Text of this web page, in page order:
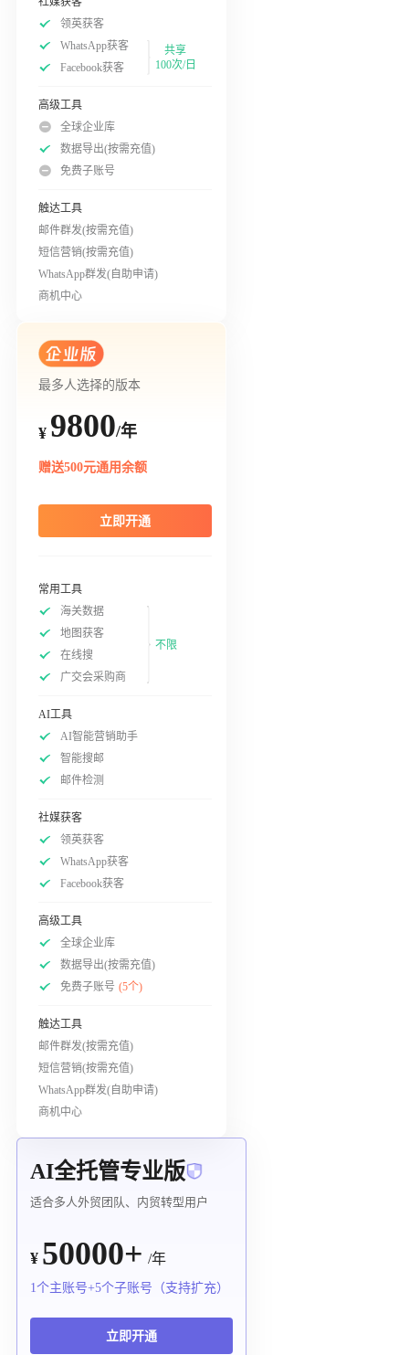
领英获客
WhatsApp获客
Facebook获客
共享
100次/日
高级工具
全球企业库
数据导出(按需充值)
免费子账号
触达工具
邮件群发(按需充值)
短信营销(按需充值)
WhatsApp群发(自助申请)
商机中心
最多人选择的版本
¥ 9800/年
赠送500元通用余额
立即开通
常用工具
海关数据
地图获客
在线搜
广交会采购商
不限
AI工具
AI智能营销助手
智能搜邮
邮件检测
社媒获客
领英获客
WhatsApp获客
Facebook获客
高级工具
全球企业库
数据导出(按需充值)
免费子账号 (5个)
触达工具
邮件群发(按需充值)
短信营销(按需充值)
WhatsApp群发(自助申请)
商机中心
AI全托管专业版
适合多人外贸团队、内贸转型用户
¥ 50000+ /年
1个主账号+5个子账号（支持扩充）
立即开通